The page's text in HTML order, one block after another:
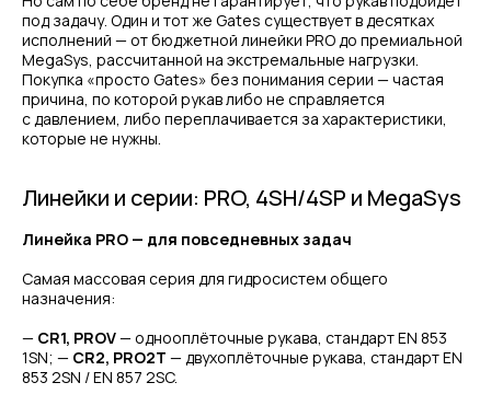
под задачу. Один и тот же Gates существует в десятках
исполнений — от бюджетной линейки PRO до премиальной
MegaSys, рассчитанной на экстремальные нагрузки.
Покупка «просто Gates» без понимания серии — частая
причина, по которой рукав либо не справляется
с давлением, либо переплачивается за характеристики,
которые не нужны.
Линейки и серии: PRO, 4SH/4SP и MegaSys
Линейка PRO — для повседневных задач
Самая массовая серия для гидросистем общего
назначения:
— CR1, PROV— однооплёточные рукава, стандарт EN 853
1SN; — CR2, PRO2T — двухоплёточные рукава, стандарт EN
853 2SN / EN 857 2SC.